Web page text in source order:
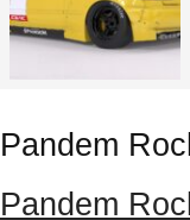
Pandem
Pandem